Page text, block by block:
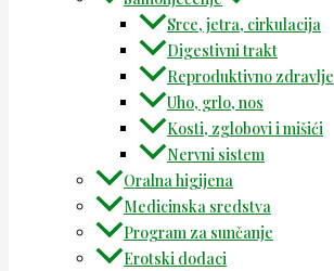
Srce, jetra, cirkulacija
Digestivni trakt
Reproduktivno zdravlje
Uho, grlo, nos
Kosti, zglobovi i mišići
Nervni sistem
Oralna higijena
Medicinska sredstva
Program za sunčanje
Erotski dodaci